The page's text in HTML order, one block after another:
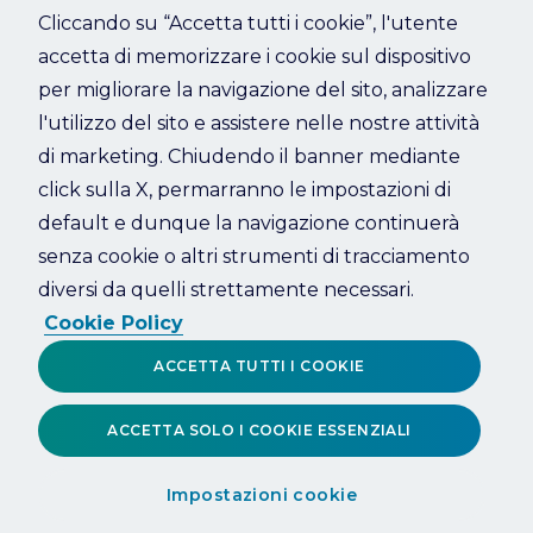
Refresh
Cliccando su “Accetta tutti i cookie”, l'utente
accetta di memorizzare i cookie sul dispositivo
per migliorare la navigazione del sito, analizzare
l'utilizzo del sito e assistere nelle nostre attività
di marketing. Chiudendo il banner mediante
click sulla X, permarranno le impostazioni di
default e dunque la navigazione continuerà
senza cookie o altri strumenti di tracciamento
diversi da quelli strettamente necessari.
Cookie Policy
Impostazioni cookie
ACCETTA SOLO I COOKIE ESSENZIALI
ACCETTA TUTTI I COOKIE